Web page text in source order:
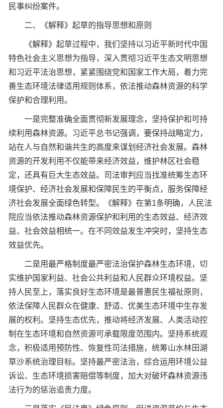
民事纠纷案件。
二、《解释》起草的指导思想和原则
《解释》起草过程中，我们坚持以习近平新时代中国
特色社会主义思想为指导，深入贯彻习近平生态文明思想
和习近平法治思想，紧紧围绕党和国家工作大局，着力完
善生态环境法律适用规则体系，依法推动森林资源的科学
保护和合理利用。
一是完整准确全面贯彻新发展理念，坚持保护和可持
续利用森林资源。习近平总书记强调，要保持战略定力，
站在人与自然和谐共生的高度来谋划经济社会发展。森林
资源的开发利用不仅能带来经济效益，维护林区社会稳
定，还具有巨大生态效益。司法审判应当找准统筹生态环
境保护、经济社会发展和保障民生的平衡点，服务保障经
济社会发展全面绿色转型。《解释》在第1条明确，人民法
院应当依法推动森林资源保护和利用的生态效益、经济效
益、社会效益相统一。在不同效益发生冲突时，坚持生态
效益优先。
二是用最严格制度最严密法治保护森林生态环境，切
实维护国家利益、社会公共利益和人民群众环境权益。坚
持人民至上，落实良好生态环境是最普惠民生福祉原则，
依法保障人民群众在健康、舒适、优美生态环境中生存发
展的权利。坚持生态优先，推动将经济发展、人类活动控
制在生态环境和自然资源可承载限度范围内。坚持系统观
念，积极适用预防性、恢复性司法措施，统筹山水林田湖
草沙系统治理目标。坚持最严密法治，综合运用环境公益
诉讼、生态环境损害赔偿等制度，加大对破坏森林资源违
法行为的惩治追责力度。